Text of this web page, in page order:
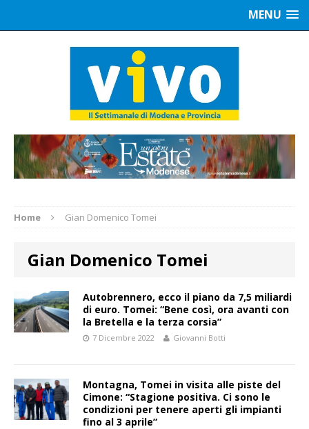
MENU
Home Gian Domenico Tomei
Gian Domenico Tomei
Autobrennero, ecco il piano da 7,5 miliardi
di euro. Tomei: “Bene così, ora avanti con
la Bretella e la terza corsia”
7 Dicembre 2022 Giovanni Botti
Montagna, Tomei in visita alle piste del
Cimone: “Stagione positiva. Ci sono le
condizioni per tenere aperti gli impianti
fino al 3 aprile”